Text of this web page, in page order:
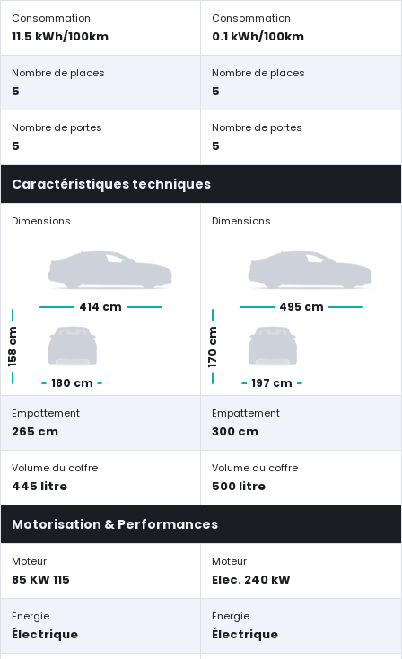
Consommation
11.5 kWh/100km
Consommation
0.1 kWh/100km
Nombre de places
5
Nombre de places
5
Nombre de portes
5
Nombre de portes
5
Caractéristiques techniques
Dimensions
414 cm
180 cm
158 cm
Dimensions
495 cm
197 cm
170 cm
Empattement
265 cm
Empattement
300 cm
Volume du coffre
445 litre
Volume du coffre
500 litre
Motorisation & Performances
Moteur
85 KW 115
Moteur
Elec. 240 kW
Énergie
Électrique
Énergie
Électrique